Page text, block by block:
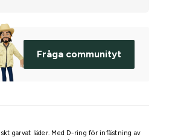
Fråga communityt
garvat läder. Med D-ring för infästning av